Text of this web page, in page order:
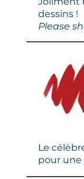
dessins !
Please
Le
pour une